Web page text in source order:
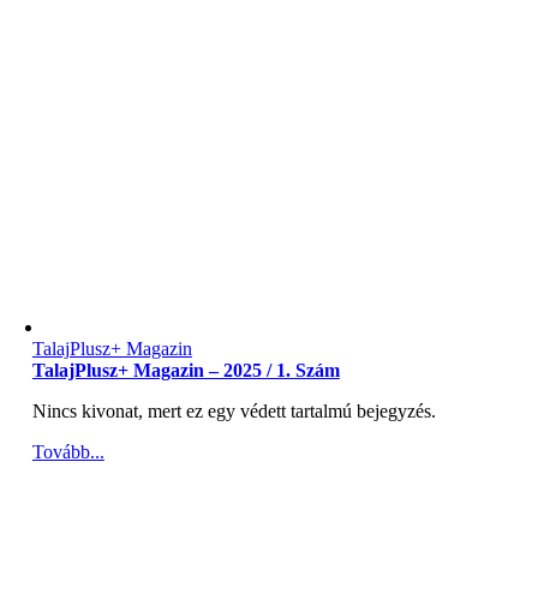
TalajPlusz+ Magazin
TalajPlusz+ Magazin – 2025 / 1. Szám
Nincs kivonat, mert ez egy védett tartalmú bejegyzés.
Tovább...